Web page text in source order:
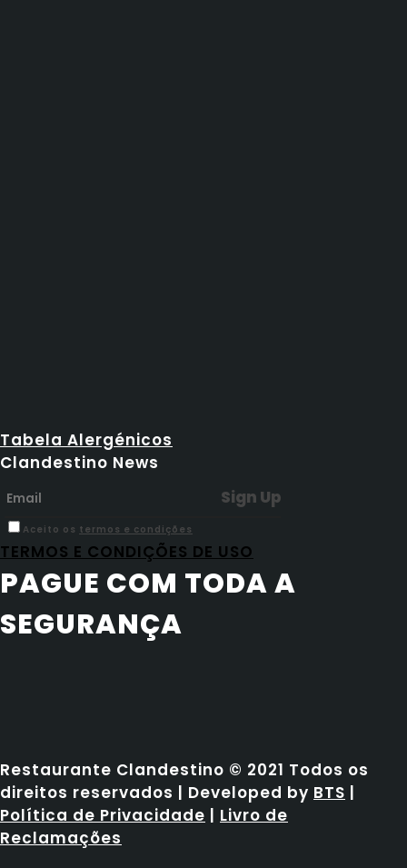
Tabela Alergénicos
Clandestino News
Aceito os termos e condições
TERMOS E CONDIÇÕES DE USO
PAGUE COM TODA A
SEGURANÇA
Restaurante Clandestino © 2021 Todos os
direitos reservados | Developed by BTS |
Política de Privacidade | Livro de
Reclamações